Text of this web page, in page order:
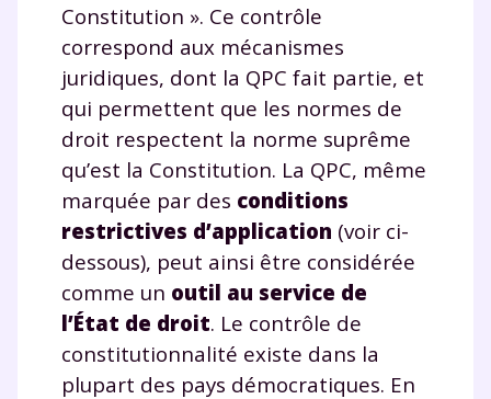
Constitution ». Ce contrôle
correspond aux mécanismes
juridiques, dont la QPC fait partie, et
qui permettent que les normes de
droit respectent la norme suprême
qu’est la Constitution. La QPC, même
marquée par des conditions
restrictives d’application (voir ci-
dessous), peut ainsi être considérée
comme un outil au service de
l’État de droit. Le contrôle de
constitutionnalité existe dans la
plupart des pays démocratiques. En